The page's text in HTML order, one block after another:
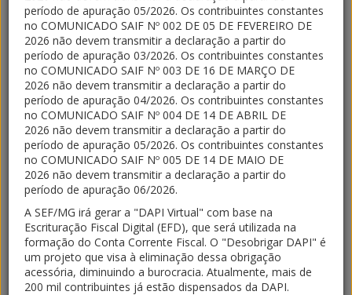
período de apuração 05/2026. Os contribuintes constantes
no COMUNICADO SAIF Nº 002 DE 05 DE FEVEREIRO DE
2026 não devem transmitir a declaração a partir do
período de apuração 03/2026. Os contribuintes constantes
no COMUNICADO SAIF Nº 003 DE 16 DE MARÇO DE
2026 não devem transmitir a declaração a partir do
período de apuração 04/2026. Os contribuintes constantes
no COMUNICADO SAIF Nº 004 DE 14 DE ABRIL DE
2026 não devem transmitir a declaração a partir do
período de apuração 05/2026. Os contribuintes constantes
no COMUNICADO SAIF Nº 005 DE 14 DE MAIO DE
2026 não devem transmitir a declaração a partir do
período de apuração 06/2026.
A SEF/MG irá gerar a "DAPI Virtual" com base na
Escrituração Fiscal Digital (EFD), que será utilizada na
formação do Conta Corrente Fiscal. O "Desobrigar DAPI" é
um projeto que visa à eliminação dessa obrigação
acessória, diminuindo a burocracia. Atualmente, mais de
200 mil contribuintes já estão dispensados da DAPI.
opção pela apuração do ICMS a partir de informações
lançadas na Escrituração Fiscal Digital – EFD, em
substituição à Declaração de Apuração e Informação do
ICMS, modelo 1 – DAPI 1, dispõe sobre a
obrigatoriedade de apuração do imposto da referida
forma e revoga aPortaria SRE nº 177, de 26 de agosto
de 2020
Portaria SRE 177/2020- Estabelece os requisitos para a
opção pela apuração do ICMS a partir de informações
lançadas na Escrituração Fiscal Digital – EFD, em
substituição à Declaração de Apuração e Informação do
ICMS, modelo 1 – DAPI 1, e dispõe sobre a
obrigatoriedade de apuração do imposto da referida
forma - atualizada até a Portaria SRE 214 de 24/03/2023
(revogada pela Portaria SRE 285/2026 em 30/01/2026).
Aplicativo GERA DAE - Aplicativo para geração da DAE a
partir da EFD -Manual de Instalação e requisitos
computacionais